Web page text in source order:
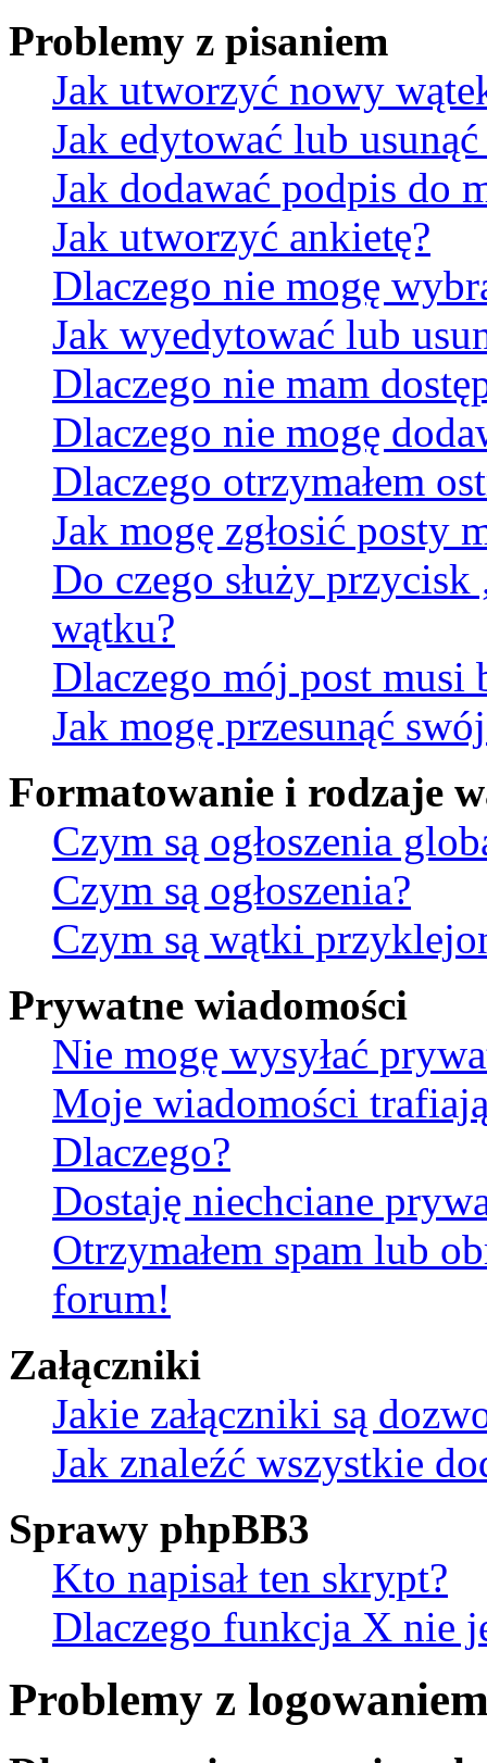
Problemy z pisaniem
Jak utworzyć nowy
Jak edytować lub usunąć
Jak dodawać podpis do
Jak utworzyć ankietę?
Dlaczego nie mogę
Jak wyedytować lub
Dlaczego nie mam
Dlaczego nie mogę
Dlaczego otrzymałem
Jak mogę zgłosić posty
Do czego służy
wątku?
Dlaczego mój post musi
Jak mogę przesunąć
Formatowanie i rodzaje
Czym są ogłoszenia
Czym są ogłoszenia?
Czym są wątki
Prywatne wiadomości
Nie mogę wysyłać
Moje wiadomości
Dlaczego?
Dostaję niechciane
Otrzymałem spam lub
forum!
Załączniki
Jakie załączniki są
Jak znaleźć wszystkie
Sprawy phpBB3
Kto napisał ten skrypt?
Dlaczego funkcja X nie
Problemy z